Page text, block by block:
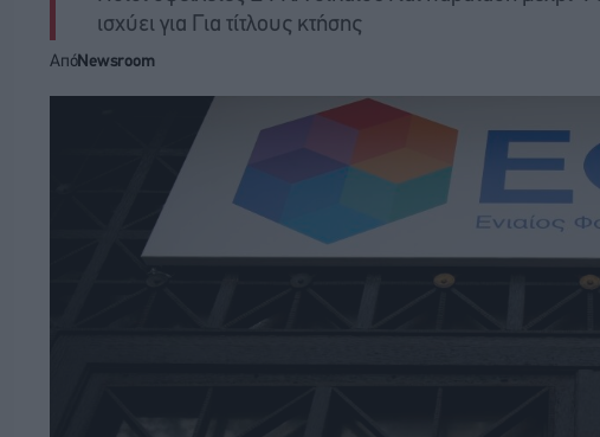
ισχύει για Για τίτλους κτήσης
ΑπόNewsroom